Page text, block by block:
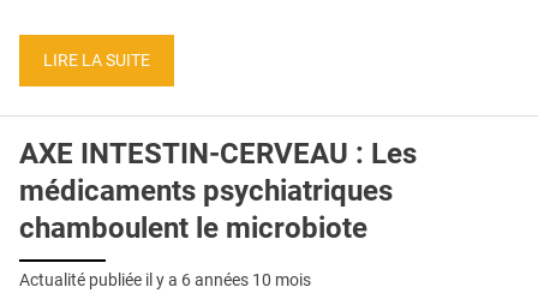
CONDITIONS GÉNÉRALES
CRÉDITS
LIRE LA SUITE
AXE INTESTIN-CERVEAU : Les
médicaments psychiatriques
chamboulent le microbiote
Actualité publiée il y a 6 années 10 mois